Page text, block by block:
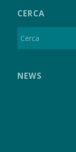
CERCA
NEWS